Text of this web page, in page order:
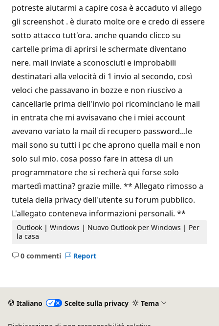
r
e
p
u
t
z
o
e
potreste aiutarmi a capire cosa è accaduto vi allego
gli screenshot . è durato molte ore e credo di essere
sotto attacco tutt'ora. anche quando clicco su
cartelle prima di aprirsi le schermate diventano
nere. mail inviate a sconosciuti e improbabili
destinatari alla velocità di 1 invio al secondo, così
veloci che passavano in bozze e non riuscivo a
cancellarle prima dell'invio poi ricominciano le mail
in entrata che mi avvisavano che i miei account
avevano variato la mail di recupero password...le
mail sono su tutti i pc che aprono quella mail e non
solo sul mio. cosa posso fare in attesa di un
programmatore che si recherà qui forse solo
martedì mattina? grazie mille. ** Allegato rimosso a
tutela della privacy dell'utente su forum pubblico.
L'allegato conteneva informazioni personali. **
Outlook | Windows | Nuovo Outlook per Windows | Per
la casa
0 commenti
Nessun
Report
Italiano Scelte sulla privacy Tema